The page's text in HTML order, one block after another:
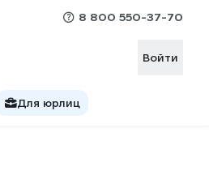
8 800 550-37-70
Войти
Для юрлиц